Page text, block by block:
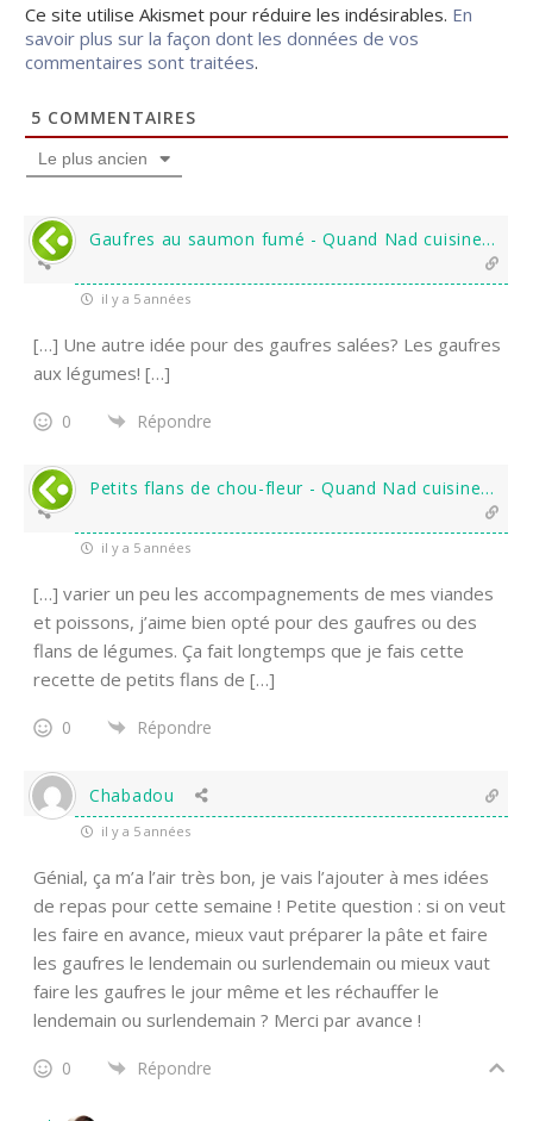
Ce site utilise Akismet pour réduire les indésirables. En
savoir plus sur la façon dont les données de vos
commentaires sont traitées.
5 COMMENTAIRES
Le plus ancien
Gaufres au saumon fumé - Quand Nad cuisine...
il y a 5 années
[…] Une autre idée pour des gaufres salées? Les gaufres
aux légumes! […]
0 Répondre
Petits flans de chou-fleur - Quand Nad cuisine...
il y a 5 années
[…] varier un peu les accompagnements de mes viandes
et poissons, j’aime bien opté pour des gaufres ou des
flans de légumes. Ça fait longtemps que je fais cette
recette de petits flans de […]
0 Répondre
Chabadou
il y a 5 années
Génial, ça m’a l’air très bon, je vais l’ajouter à mes idées
de repas pour cette semaine ! Petite question : si on veut
les faire en avance, mieux vaut préparer la pâte et faire
les gaufres le lendemain ou surlendemain ou mieux vaut
faire les gaufres le jour même et les réchauffer le
lendemain ou surlendemain ? Merci par avance !
0 Répondre